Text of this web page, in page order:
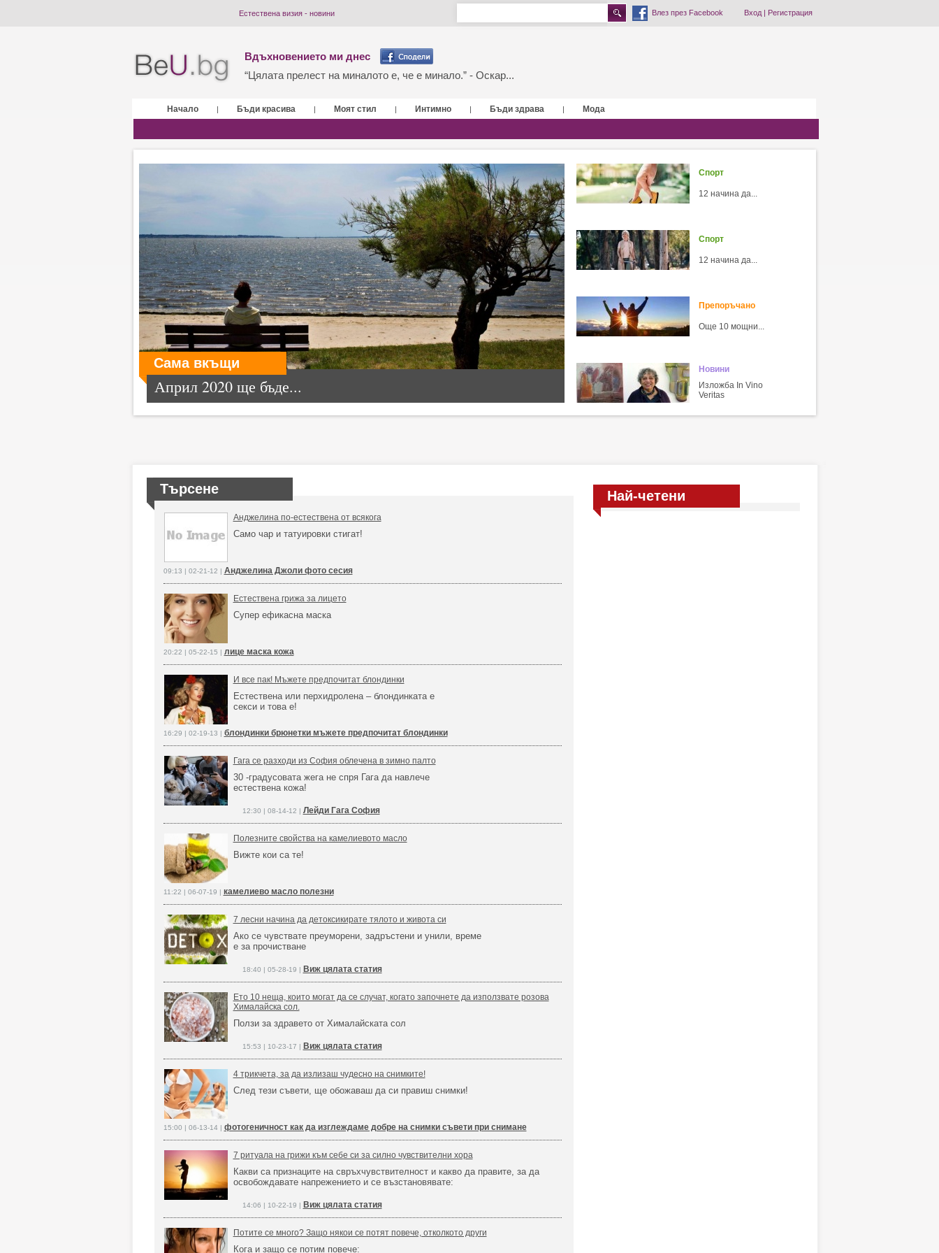
Естествена визия - новини Влез през Facebook Вход| Регистрация
Вдъхновението ми днес
“Цялата прелест на миналото е, че е минало.” - Оскар...
Начало | Бъди красива | Моят стил | Интимно | Бъди здрава | Мода
Сама вкъщи
Април 2020 ще бъде...
Спорт
12 начина да...
Спорт
12 начина да...
Препоръчано
Още 10 мощни...
Новини
Изложба In Vino
Veritas
Търсене
Анджелина по-естествена от всякога
Само чар и татуировки стигат!
09:13 | 02-21-12 | Анджелина Джоли фото сесия
Естествена грижа за лицето
Супер ефикасна маска
20:22 | 05-22-15 | лице маска кожа
И все пак! Мъжете предпочитат блондинки
Естествена или перхидролена – блондинката е
секси и това е!
16:29 | 02-19-13 | блондинки брюнетки мъжете предпочитат блондинки
Гага се разходи из София облечена в зимно палто
30 -градусовата жега не спря Гага да навлече
естествена кожа!
12:30 | 08-14-12 | Лейди Гага София
Полезните свойства на камелиевото масло
Вижте кои са те!
11:22 | 06-07-19 | камелиево масло полезни
7 лесни начина да детоксикирате тялото и живота си
Ако се чувствате преуморени, задръстени и унили, време
е за прочистване
18:40 | 05-28-19 | Виж цялата статия
Ето 10 неща, които могат да се случат, когато започнете да използвате розова
Хималайска сол.
Ползи за здравето от Хималайската сол
15:53 | 10-23-17 | Виж цялата статия
4 трикчета, за да излизаш чудесно на снимките!
След тези съвети, ще обожаваш да си правиш снимки!
15:00 | 06-13-14 | фотогеничност как да изглеждаме добре на снимки съвети при снимане
7 ритуала на грижи към себе си за силно чувствителни хора
Какви са признаците на свръхчувствителност и какво да правите, за да
освобождавате напрежението и се възстановявате:
14:06 | 10-22-19 | Виж цялата статия
Потите се много? Защо някои се потят повече, отколкото други
Кога и защо се потим повече:
Най-четени